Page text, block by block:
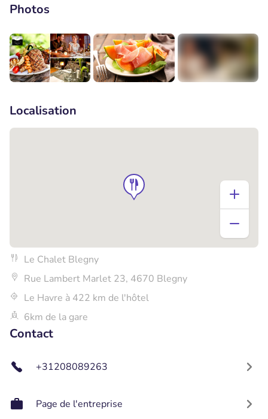
Photos
Localisation
Le Chalet Blegny
Rue Lambert Marlet 23, 4670 Blegny
Le Havre à 422 km de l'hôtel
6km de la gare
Contact
+31208089263
Page de l'entreprise